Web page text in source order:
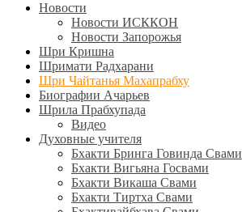
for results.Новости
Новости ИСККОН
Новости Запорожья
Шри Кришна
Шримати Радхарани
Шри Чайтанья Махапрабху
Биографии Ачарьев
Шрила Прабхупада
Видео
Духовные учителя
Бхакти Бринга Говинда Свами
Бхакти Вигьяна Госвами
Бхакти Викаша Свами
Бхакти Тиртха Свами